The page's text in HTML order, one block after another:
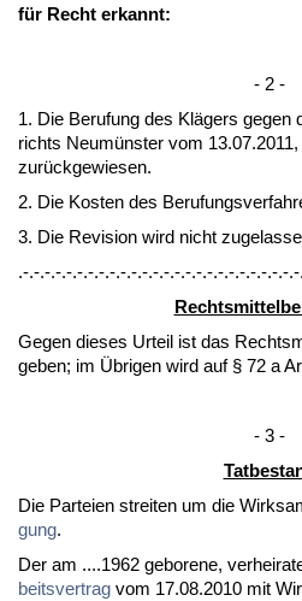
für Recht er­kannt:
- 2 -
1. Die Be­ru­fung des Klägers
richts Ne­umüns­ter vom
zurück­ge­wie­sen.
2. Die Kos­ten des
3. Die Re­vi­si­on wird nicht
.-.-.-.-.-.-.-.-.-.-.-.-.-.-.-.-.-.-.-.-.-.-.-.-.-
Ge­gen die­ses Ur­teil ist das
ge­ben; im Übri­gen wird auf § 72 a
- 3 -
Die Par­tei­en strei­ten um die
gung.
Der am ....1962 ge­bo­re­ne,
beits­ver­trag vom 17.08.2010 mit